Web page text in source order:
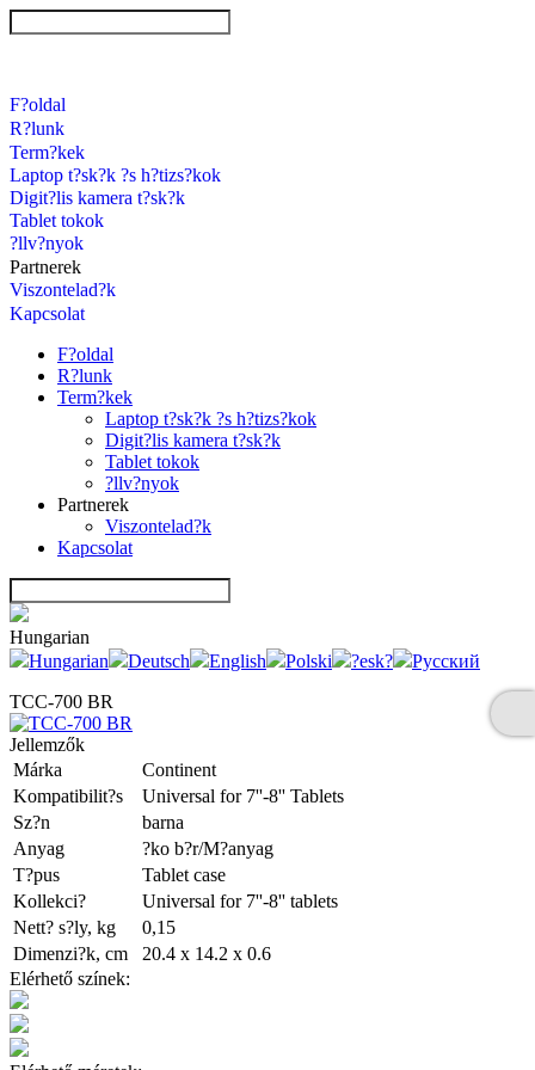
F?oldal
R?lunk
Term?kek
Laptop t?sk?k ?s h?tizs?kok
Digit?lis kamera t?sk?k
Tablet tokok
?llv?nyok
Partnerek
Viszontelad?k
Kapcsolat
F?oldal
R?lunk
Term?kek
Laptop t?sk?k ?s h?tizs?kok
Digit?lis kamera t?sk?k
Tablet tokok
?llv?nyok
Partnerek
Viszontelad?k
Kapcsolat
Hungarian
Hungarian
Deutsch English Polski ?esk?
Русский
TCC-700 BR
Jellemzők
Márka
Continent
Kompatibilit?s
Universal for 7''-8'' Tablets
Sz?n
barna
Anyag
?ko b?r/M?anyag
T?pus
Tablet case
Kollekci?
Universal for 7''-8'' tablets
Nett? s?ly, kg
0,15
Dimenzi?k, cm
20.4 x 14.2 x 0.6
Elérhető színek: